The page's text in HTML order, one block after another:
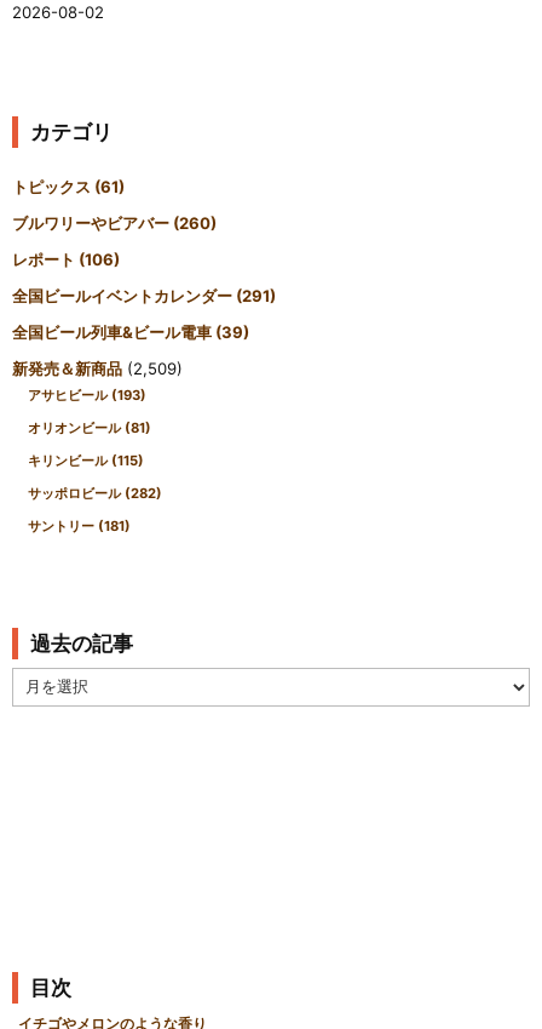
2026-08-02
カテゴリ
トピックス (61)
ブルワリーやビアバー (260)
レポート (106)
全国ビールイベントカレンダー (291)
全国ビール列車&ビール電車 (39)
新発売＆新商品 (2,509)
アサヒビール (193)
オリオンビール (81)
キリンビール (115)
サッポロビール (282)
サントリー (181)
過去の記事
去
目次
イチゴやメロンのような香り